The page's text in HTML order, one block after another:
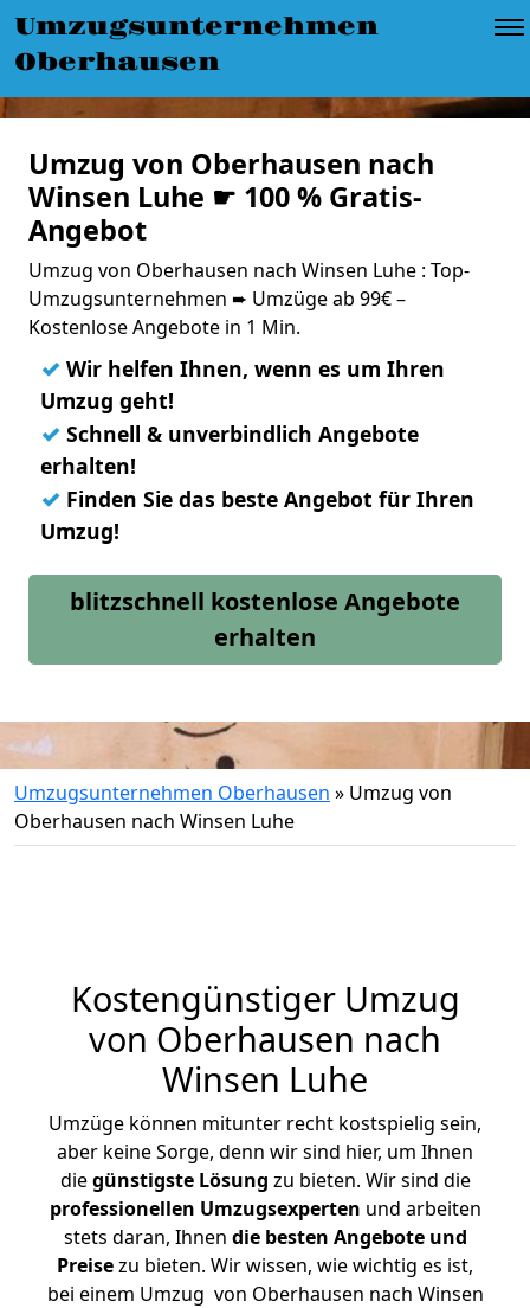
Umzugsunternehmen
Oberhausen
Umzug von Oberhausen nach
Winsen Luhe ☛ 100 % Gratis-
Angebot
Umzug von Oberhausen nach Winsen Luhe : Top-
Umzugsunternehmen ➨ Umzüge ab 99€ –
Kostenlose Angebote in 1 Min.
✓ Wir helfen Ihnen, wenn es um Ihren
Umzug geht!
✓ Schnell & unverbindlich Angebote
erhalten!
✓ Finden Sie das beste Angebot für Ihren
Umzug!
blitzschnell kostenlose Angebote
erhalten
Umzugsunternehmen Oberhausen » Umzug von
Oberhausen nach Winsen Luhe
Kostengünstiger Umzug
von Oberhausen nach
Winsen Luhe
Umzüge können mitunter recht kostspielig sein,
aber keine Sorge, denn wir sind hier, um Ihnen
diegünstigste Lösung zu bieten. Wir sind die
professionellen Umzugsexperten und arbeiten
stets daran, Ihnen die besten Angebote und
Preisezu bieten. Wir wissen, wie wichtig es ist,
bei einem Umzug von Oberhausen nach Winsen